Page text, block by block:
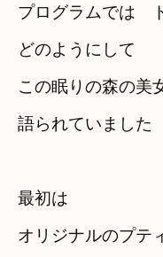
どのようにして
この眠りの森の美
語られていました
最初は
オリジナルのプテ